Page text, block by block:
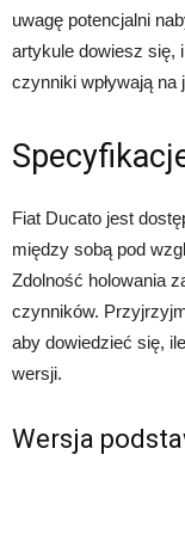
uwagę potencjalni
artykule dowiesz się,
czynniki wpływają
Fiat Ducato jest
między sobą pod
Zdolność holowania
czynników.
aby dowiedzieć się,
wersji.
Wersja